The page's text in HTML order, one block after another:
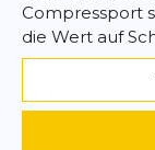
Compressport
die Wert auf